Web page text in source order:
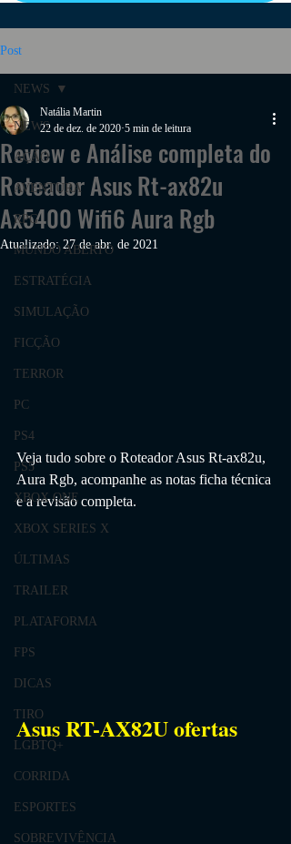
Post
NEWS
AÇÃO
AVENTURA
RPG
MUNDO ABERTO
ESTRATÉGIA
SIMULAÇÃO
FICÇÃO
TERROR
PC
PS4
PS5
XBOX ONE
XBOX SERIES X
ÚLTIMAS
TRAILER
PLATAFORMA
FPS
DICAS
TIRO
LGBTQ+
CORRIDA
ESPORTES
SOBREVIVÊNCIA
NEWS
Review e Análise completa do
Roteador Asus Rt-ax82u
Ax5400 Wifi6 Aura Rgb
Natália Martin
22 de dez. de 2020 5 min de leitura
Atualizado: 27 de abr. de 2021
Veja tudo sobre o Roteador Asus Rt-ax82u,
Aura Rgb, acompanhe as notas ficha técnica
e a revisão completa.
Asus RT-AX82U ofertas